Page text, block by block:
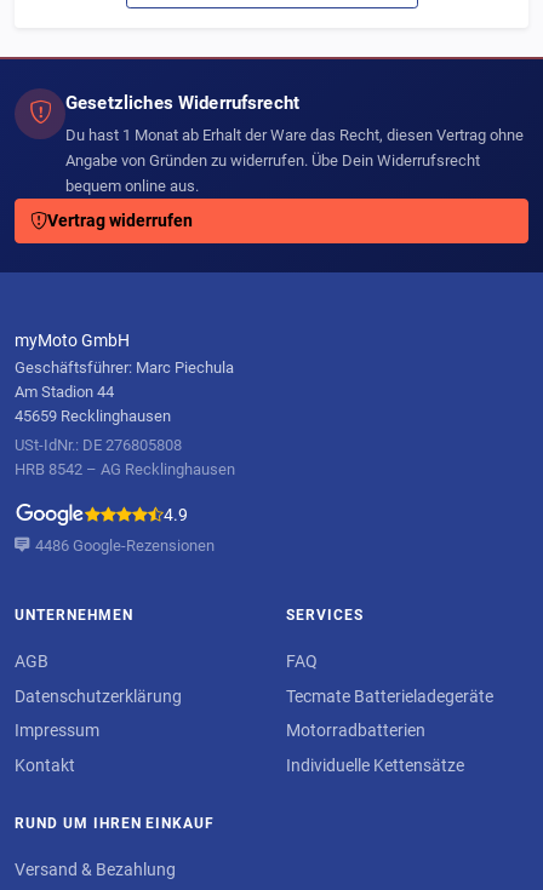
Gesetzliches Widerrufsrecht
Du hast 1 Monat ab Erhalt der Ware das Recht, diesen Vertrag ohne
Angabe von Gründen zu widerrufen. Übe Dein Widerrufsrecht
bequem online aus.
Vertrag widerrufen
myMoto GmbH
Geschäftsführer: Marc Piechula
Am Stadion 44
45659 Recklinghausen
USt-IdNr.: DE 276805808
HRB 8542 – AG Recklinghausen
4.9
4486 Google-Rezensionen
UNTERNEHMEN
AGB
Datenschutzerklärung
Impressum
Kontakt
SERVICES
FAQ
Tecmate Batterieladegeräte
Motorradbatterien
Individuelle Kettensätze
RUND UM IHREN EINKAUF
Versand & Bezahlung